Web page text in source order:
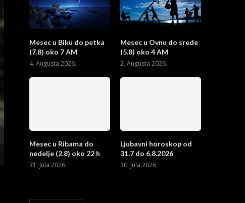
Mesec u Biku do petka
(7.8) oko 7 AM
4. Augusta 2026.
Mesec u Ovnu do srede
(5.8) oko 4 AM
2. Augusta 2026.
Mesec u Ribama do
nedelje (2.8) oko 22 h
31. Jula 2026.
Ljubavni horoskop od
31.7 do 6.8.2026
30. Jula 2026.